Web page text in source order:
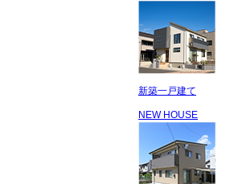
新築一戸建て
NEW HOUSE